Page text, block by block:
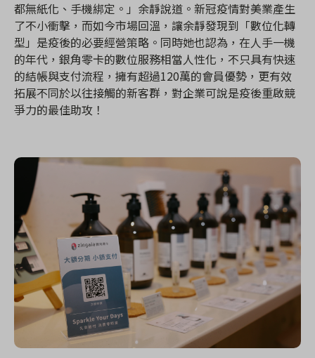
都無紙化、手機綁定。」余靜說道。新冠疫情對美業產生
了不小衝擊，而如今市場回溫，讓余靜發現到「數位化轉
型」是疫後的必要經營策略。同時她也認為，在人手一機
的年代，銀角零卡的數位服務相當人性化，不只具有快速
的結帳與支付流程，擁有超過120萬的會員優勢，更有效
拓展不同於以往接觸的新客群，對企業可說是疫後重啟競
爭力的最佳助攻！